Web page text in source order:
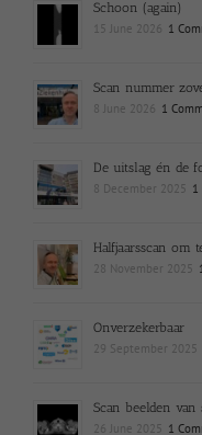
Schoon (again)
15 June 2026 1
Scan nummer
8 June 2026 1
De uitslag én de
8 December 2025 1
Halfjaarsscan om
28 November 2025
Onverzekerbaar
29 September 2025
Scan beelden van
26 June 2025 1